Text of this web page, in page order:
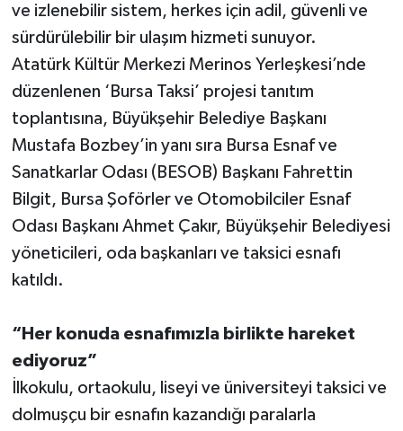
ve izlenebilir sistem, herkes için adil, güvenli ve
sürdürülebilir bir ulaşım hizmeti sunuyor.
Atatürk Kültür Merkezi Merinos Yerleşkesi’nde
düzenlenen ‘Bursa Taksi’ projesi tanıtım
toplantısına, Büyükşehir Belediye Başkanı
Mustafa Bozbey’in yanı sıra Bursa Esnaf ve
Sanatkarlar Odası (BESOB) Başkanı Fahrettin
Bilgit, Bursa Şoförler ve Otomobilciler Esnaf
Odası Başkanı Ahmet Çakır, Büyükşehir Belediyesi
yöneticileri, oda başkanları ve taksici esnafı
katıldı.
“Her konuda esnafımızla birlikte hareket
ediyoruz”
İlkokulu, ortaokulu, liseyi ve üniversiteyi taksici ve
dolmuşçu bir esnafın kazandığı paralarla